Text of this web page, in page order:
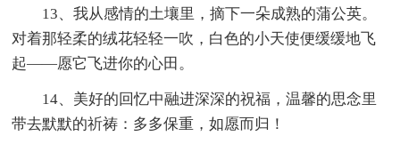
13、我从感情的土壤里，摘下一朵成熟的蒲公英。
对着那轻柔的绒花轻轻一吹，白色的小天使便缓缓地飞
起——愿它飞进你的心田。
14、美好的回忆中融进深深的祝福，温馨的思念里
带去默默的祈祷：多多保重，如愿而归！